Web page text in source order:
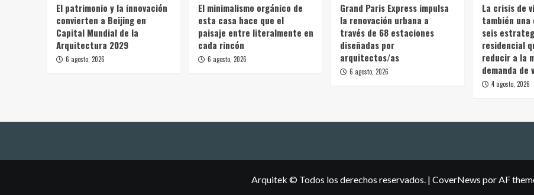
El patrimonio y la innovación
convierten a Beijing en
Capital Mundial de la
Arquitectura 2029
6 agosto, 2026
El minimalismo orgánico de
esta casa hace que el
paisaje entre literalmente en
cada rincón
6 agosto, 2026
Grand Paris Express impulsa
la renovación urbana a
través de 68 estaciones
diseñadas por
arquitectos/as
6 agosto, 2026
La crisis de
también una
seis
residencial
reducir a la
demanda de
4 agosto, 2026
Arquitek © Todos los derechos reservados. | CoverNews por AF